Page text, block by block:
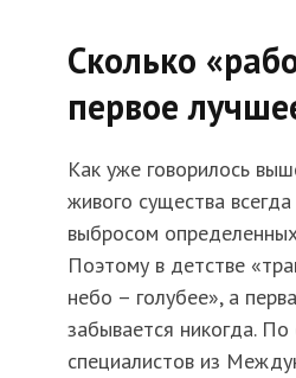
Сколько
первое
Как уже говорилось
живого существа
выбросом
Поэтому в детстве
небо – голубее», а
забывается никогда. По
специалистов из